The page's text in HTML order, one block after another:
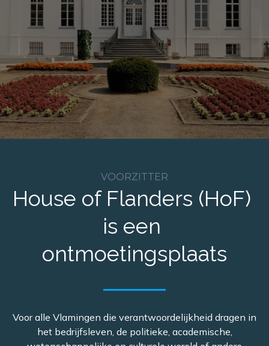
VOORZITTER
House of Flanders (HoF)
is een
ontmo​etingsplaats
Voor alle Vlamingen die verantwoordelijkheid dragen in
het bedrijfsleven, de politieke, academische,